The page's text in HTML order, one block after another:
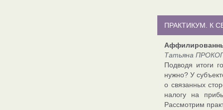
ПРАКТИКУМ. К
Татьяна
Подводя итоги
нужно? У
о связанных
налогу на
Рассмотрим